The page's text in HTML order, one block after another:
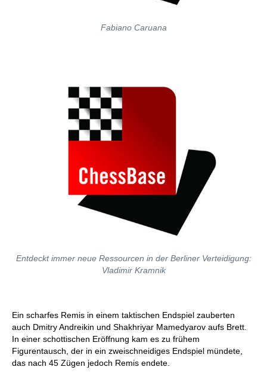
Fabiano Caruana
Entdeckt immer neue Ressourcen in der Berliner Verteidigung:
Vladimir Kramnik
Ein scharfes Remis in einem taktischen Endspiel zauberten
auch Dmitry Andreikin und Shakhriyar Mamedyarov aufs Brett.
In einer schottischen Eröffnung kam es zu frühem
Figurentausch, der in ein zweischneidiges Endspiel mündete,
das nach 45 Zügen jedoch Remis endete.